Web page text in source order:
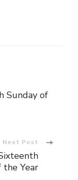
Sunday of
Next Post
the Year